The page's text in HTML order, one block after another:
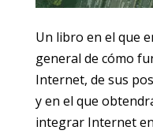
Un libro en el que
general de cómo
Internet, de sus
y en el que
integrar Internet